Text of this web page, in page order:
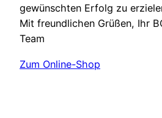
gewünschten Erfolg zu
Mit freundlichen Grüßen, Ihr
Team
Zum Online-Shop